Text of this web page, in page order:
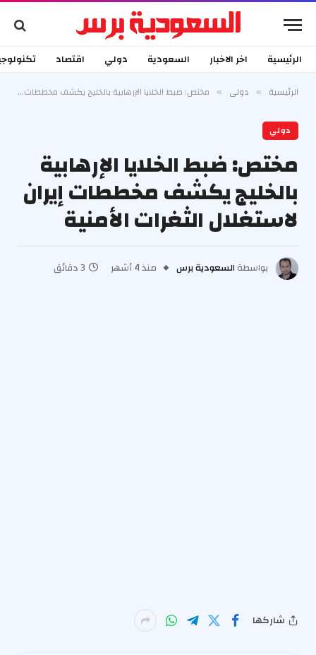
الرئيسية اخر الاخبار السعودية دولي اقتصاد
الرئيسية » دولي » مختص: ضبط الخلايا الإرهابية بالخليج يكشف مخططات إيران لاستغلال الثغرات الأمنية
دولي
مختص: ضبط الخلايا الإرهابية
بالخليج يكشف مخططات إيران
لاستغلال الثغرات الأمنية
بواسطة السعودية برس منذ 4 أشهر 3 دقائق
شاركها